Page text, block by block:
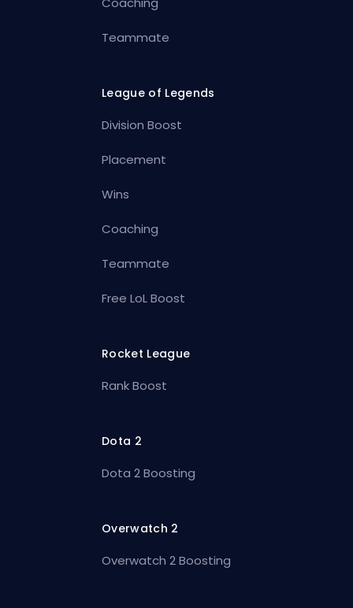
Teammate
League of Legends
Division Boost
Placement
Wins
Coaching
Teammate
Free LoL Boost
Rocket League
Rank Boost
Dota 2
Dota 2 Boosting
Overwatch 2
Overwatch 2 Boosting